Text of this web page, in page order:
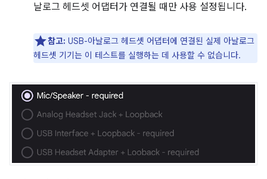
날로그 헤드셋 어댑터가 연결될 때만 사용 설정됩니다.
참고: USB-아날로그 헤드셋 어댑터에 연결된 실제 아날로그
헤드셋 기기는 이 테스트를 실행하는 데 사용할 수 없습니다.